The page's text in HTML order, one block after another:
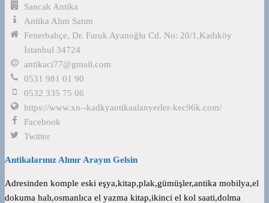
Sancak Antika
Antika Alım Satım
Fenerbahçe, Dr. Faruk Ayanoğlu Cd. No: 20/1,Kadıköy
İstanbul 34724
antikaci77@gmail.com
0531 981 01 90
0532 335 75 06
https://www.xn--kadkyantikaalanyerler-kec96k.com/
Facebook
Twitter
Antikalarınız Alınır Arayın Gelsin
Adresinden komple eski eşya,kitap,plak,gümüşler,antika mobilya,el
dokuma halı,osmanlıca el yazma kitap,ikinci el kol saati,dolma